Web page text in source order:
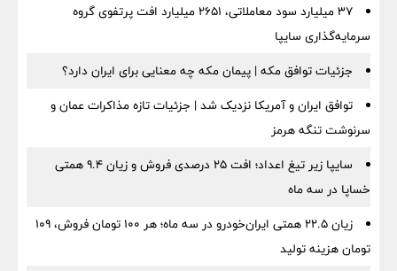
۳۷ میلیارد سود معاملاتی، ۲۶۵۱ میلیارد افت پرتفوی گروه
سرمایه‌گذاری سایپا
جزئیات توافق مکه | پیمان مکه چه معنایی برای ایران دارد؟
توافق ایران و آمریکا نزدیک شد | جزئیات تازه مذاکرات عمان و
سرنوشت تنگه هرمز
سایپا زیر تیغ اعداد؛ افت ۲۵ درصدی فروش و زیان ۹.۴ همتی
خساپا در سه ماه
زیان ۲۲.۵ همتی ایران‌خودرو در سه ماه؛ هر ۱۰۰ تومان فروش، ۱۰۹
تومان هزینه تولید